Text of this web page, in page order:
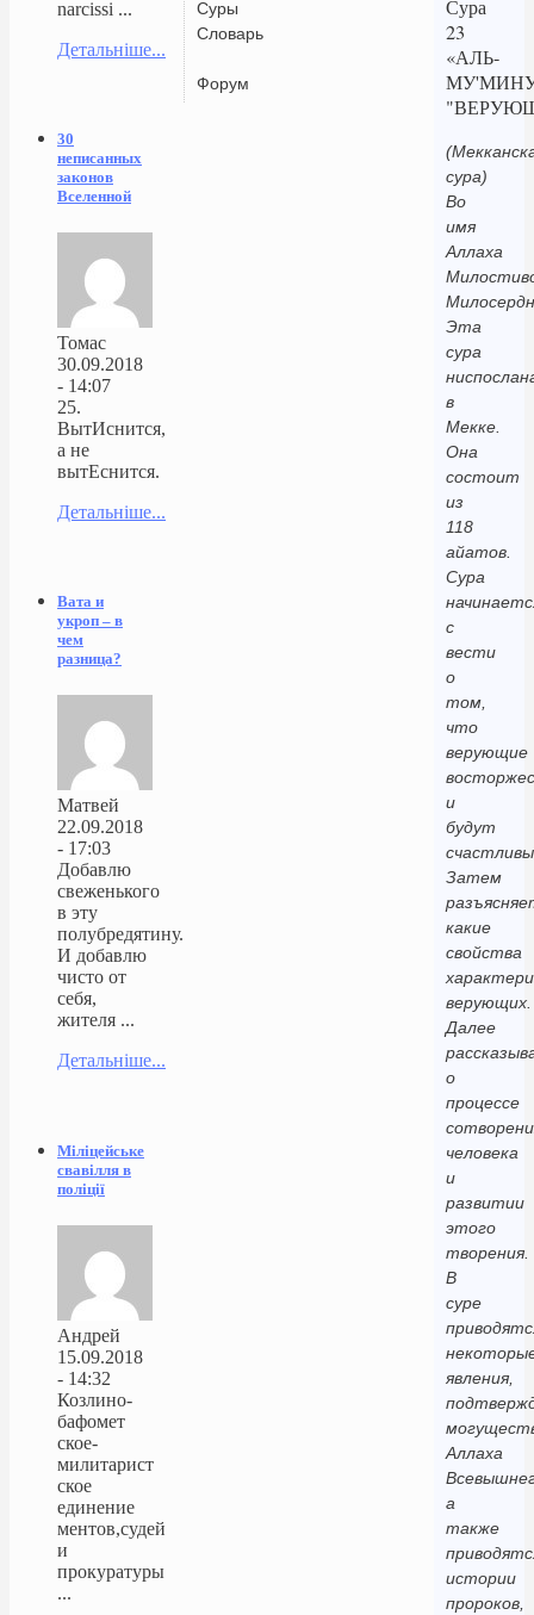
Суры
Словарь
Форум
Сура
23
«АЛЬ-
сура)
Во
имя
Аллаха
Эта
сура
в
Мекке.
Она
состоит
из
118
айатов.
Сура
с
вести
о
том,
что
верующие
и
будут
Затем
какие
свойства
верующих.
Далее
о
процессе
человека
и
развитии
этого
творения.
В
суре
явления,
Аллаха
а
также
истории
пророков,
narcissi ...
Детальніше...
30
неписанных
законов
Вселенной
Томас
30.09.2018
- 14:07
25.
ВытИснится,
а не
вытЕснится.
Детальніше...
Вата и
укроп – в
чем
разница?
Матвей
22.09.2018
- 17:03
Добавлю
свеженького
в эту
полубредятину.
И добавлю
чисто от
себя,
жителя ...
Детальніше...
Міліцейське
свавілля в
поліції
Андрей
15.09.2018
- 14:32
Козлино-
бафомет
ское-
милитарист
ское
единение
ментов,судей
и
прокуратуры
...